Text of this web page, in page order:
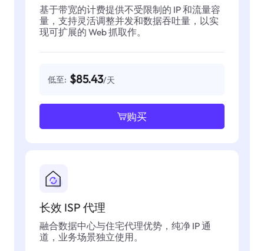
基于带宽的计费提供不受限制的 IP 和流量容
量，支持灵活调整并发和数据吞吐量，以实
现可扩展的 Web 抓取作。
低至: $85.43/天
购买
长效 ISP 代理
融合数据中心与住宅代理优势，纯净 IP 通
道，业务场景独立使用。